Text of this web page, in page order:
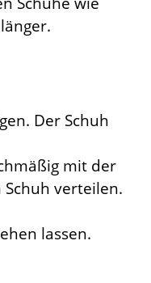
Der Schuh
mit der
verteilen.
lassen.